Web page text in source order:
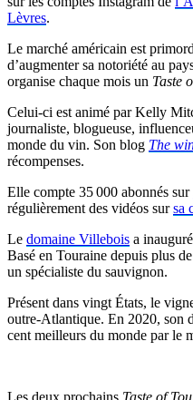
Lèvres.
Le marché américain est
d’augmenter sa notoriété au
organise chaque mois un Taste
Celui-ci est animé par Kelly
journaliste, blogueuse,
monde du vin. Son blog The
récompenses.
Elle compte 35 000 abonnés sur
régulièrement des vidéos sursa
Le domaine Villebois a
Basé en Touraine depuis plus
un spécialiste du sauvignon.
Présent dans vingt États, le
outre-Atlantique. En 2020, son
cent meilleurs du monde par le
Les deux prochains Taste of